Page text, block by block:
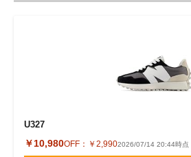
U327
￥10,980OFF： ￥2,9902026/07/14 20:44時点